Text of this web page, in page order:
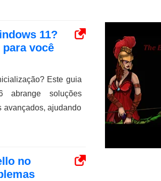
11?
você
Este guia
abrange soluções
avançados, ajudando
no